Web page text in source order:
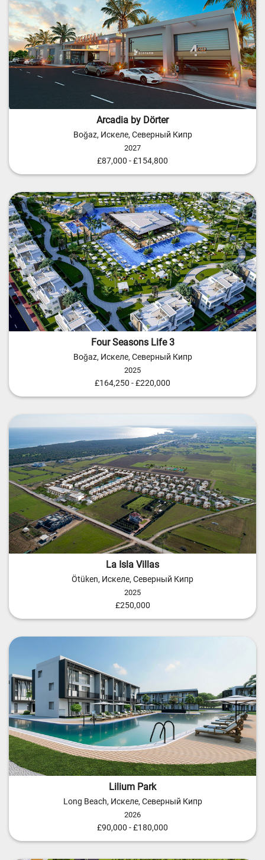
Arcadia by Dörter
Boğaz, Искеле, Северный Кипр
2027
£87,000 - £154,800
Four Seasons Life 3
Boğaz, Искеле, Северный Кипр
2025
£164,250 - £220,000
La Isla Villas
Ötüken, Искеле, Северный Кипр
2025
£250,000
Lilium Park
Long Beach, Искеле, Северный Кипр
2026
£90,000 - £180,000